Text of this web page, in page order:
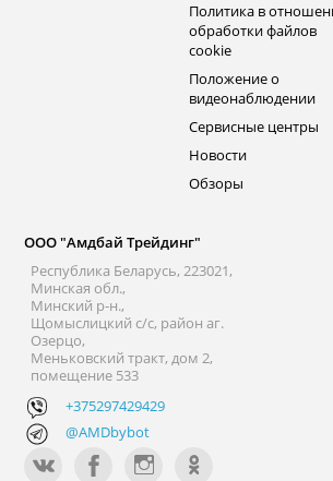
Политика в
обработки файлов
cookie
Положение о
видеонаблюдении
Сервисные центры
Новости
Обзоры
ООО "Амдбай Трейдинг"
Республика Беларусь, 223021,
Минская обл.,
Минский р-н.,
Щомыслицкий с/с, район аг.
Озерцо,
Меньковский тракт, дом 2,
помещение 533
+375297429429
@AMDbybot